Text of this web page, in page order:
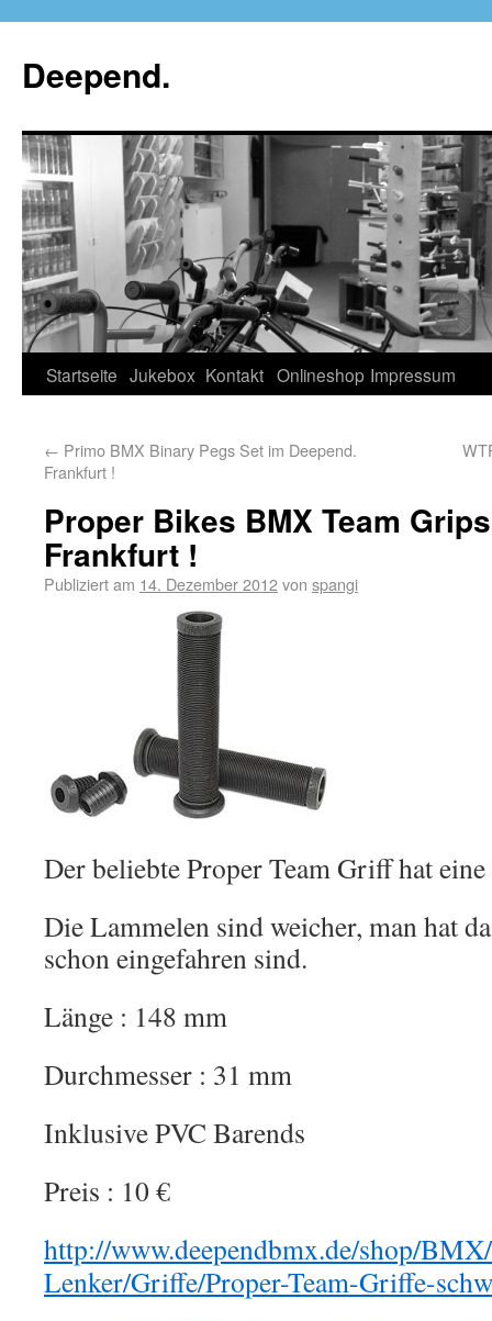
Deepend.
Startseite Jukebox Kontakt Onlineshop Impressum
← Primo BMX Binary Pegs Set im Deepend.
Frankfurt !
Proper Bikes BMX Team
Frankfurt !
Publiziert am 14. Dezember 2012von spangi
Der beliebte Proper Team Griff hat
Die Lammelen sind weicher, man hat
schon eingefahren sind.
Länge : 148 mm
Durchmesser : 31 mm
Inklusive PVC Barends
Preis : 10 €
http://www.deependbmx.de/shop/
Lenker/Griffe/Proper-Team-Griffe-